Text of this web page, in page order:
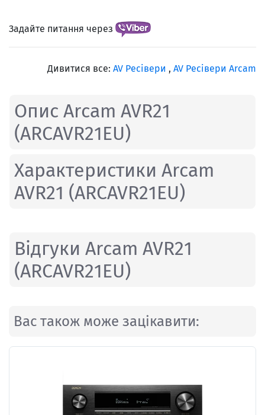
Задайте питання через
Дивитися все: AV Ресівери , AV Ресівери Arcam
Опис Arcam AVR21
(ARCAVR21EU)
Характеристики Arcam
AVR21 (ARCAVR21EU)
Відгуки Arcam AVR21
(ARCAVR21EU)
Вас також може зацікавити: